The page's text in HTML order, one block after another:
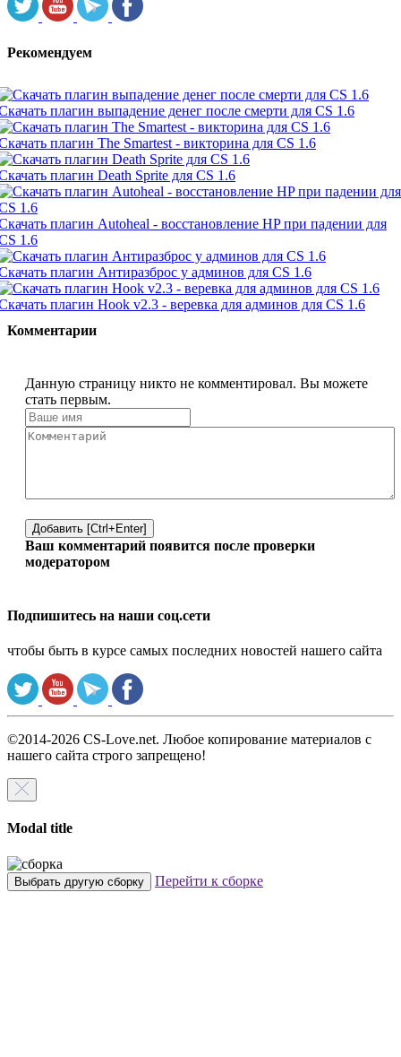
Рекомендуем
плагин выпадение денег после смерти для CS 1.6
плагин The Smartest - викторина для CS 1.6
плагин Death Sprite для CS 1.6
плагин Autoheal - восстановление HP при падении для
1.6
плагин Антиразброс у админов для CS 1.6
плагин Hook v2.3 - веревка для админов для CS 1.6
Комментарии
Данную страницу никто не комментировал. Вы можете
стать первым.
Добавить [Ctrl+Enter]
Ваш комментарий появится после проверки
модератором
Подпишитесь на наши соц.сети
чтобы быть в курсе самых последних новостей нашего сайта
©2014-2026 CS-Love.net. Любое копирование материалов с
нашего сайта строго запрещено!
Modal title
Выбрать другую сборку Перейти к сборке